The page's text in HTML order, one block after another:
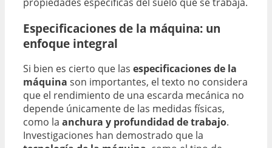
Especificaciones de la máquina: un
enfoque integral
Si bien es cierto que las especificaciones de la
máquina son importantes, el texto no considera
que el rendimiento de una escarda mecánica no
depende únicamente de las medidas físicas,
como la anchura y profundidad de trabajo.
Investigaciones han demostrado que la